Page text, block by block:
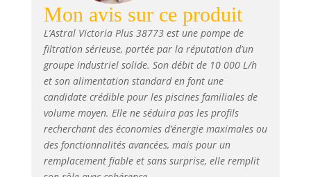
protection IP-55 et son isolation
classe F le rendent idéal pour
les installations dans les
piscines privées et les spas. ✔️
corrosion : grâce à son
ensemble de pièces fabriquées
en plastiques techniques, la
pompe Victoria prévient les
problèmes de corrosion. Son
corps diffuseur en Luranyl et la
Mon avis sur ce produit
L’Astral Victoria Plus 38773 est une pompe de
filtration sérieuse, portée par la réputation d’un
groupe industriel solide. Son débit de 10 000 L/h
et son alimentation standard en font une
candidate crédible pour les piscines familiales de
volume moyen. Elle ne séduira pas les profils
recherchant des économies d’énergie maximales ou
des fonctionnalités avancées, mais pour un
remplacement fiable et sans surprise, elle remplit